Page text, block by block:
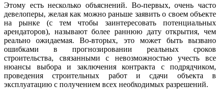
Этому есть несколько объяснений. Во-первых, очень часто
девелоперы, желая как можно раньше заявить о своем объекте
на рынке (с тем чтобы заинтересовать потенциальных
арендаторов), называют более раннюю дату открытия, чем
реально ожидаемая. Во-вторых, это может быть вызвано
ошибками в прогнозировании реальных сроков
строительства, связанными с невозможностью учесть все
нюансы выбора и заключения контракта с подрядчиком,
проведения строительных работ и сдачи объекта в
эксплуатацию с получением всех необходимых разрешений.